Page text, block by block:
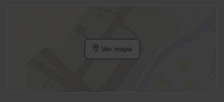
Ver mapa